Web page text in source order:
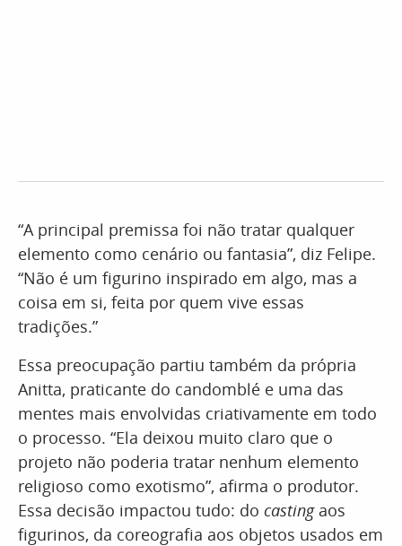
“A principal premissa foi não tratar qualquer
elemento como cenário ou fantasia”, diz Felipe.
“Não é um figurino inspirado em algo, mas a
coisa em si, feita por quem vive essas
tradições.”
Essa preocupação partiu também da própria
Anitta, praticante do candomblé e uma das
mentes mais envolvidas criativamente em todo
o processo. “Ela deixou muito claro que o
projeto não poderia tratar nenhum elemento
religioso como exotismo”, afirma o produtor.
Essa decisão impactou tudo: do castingaos
figurinos, da coreografia aos objetos usados em